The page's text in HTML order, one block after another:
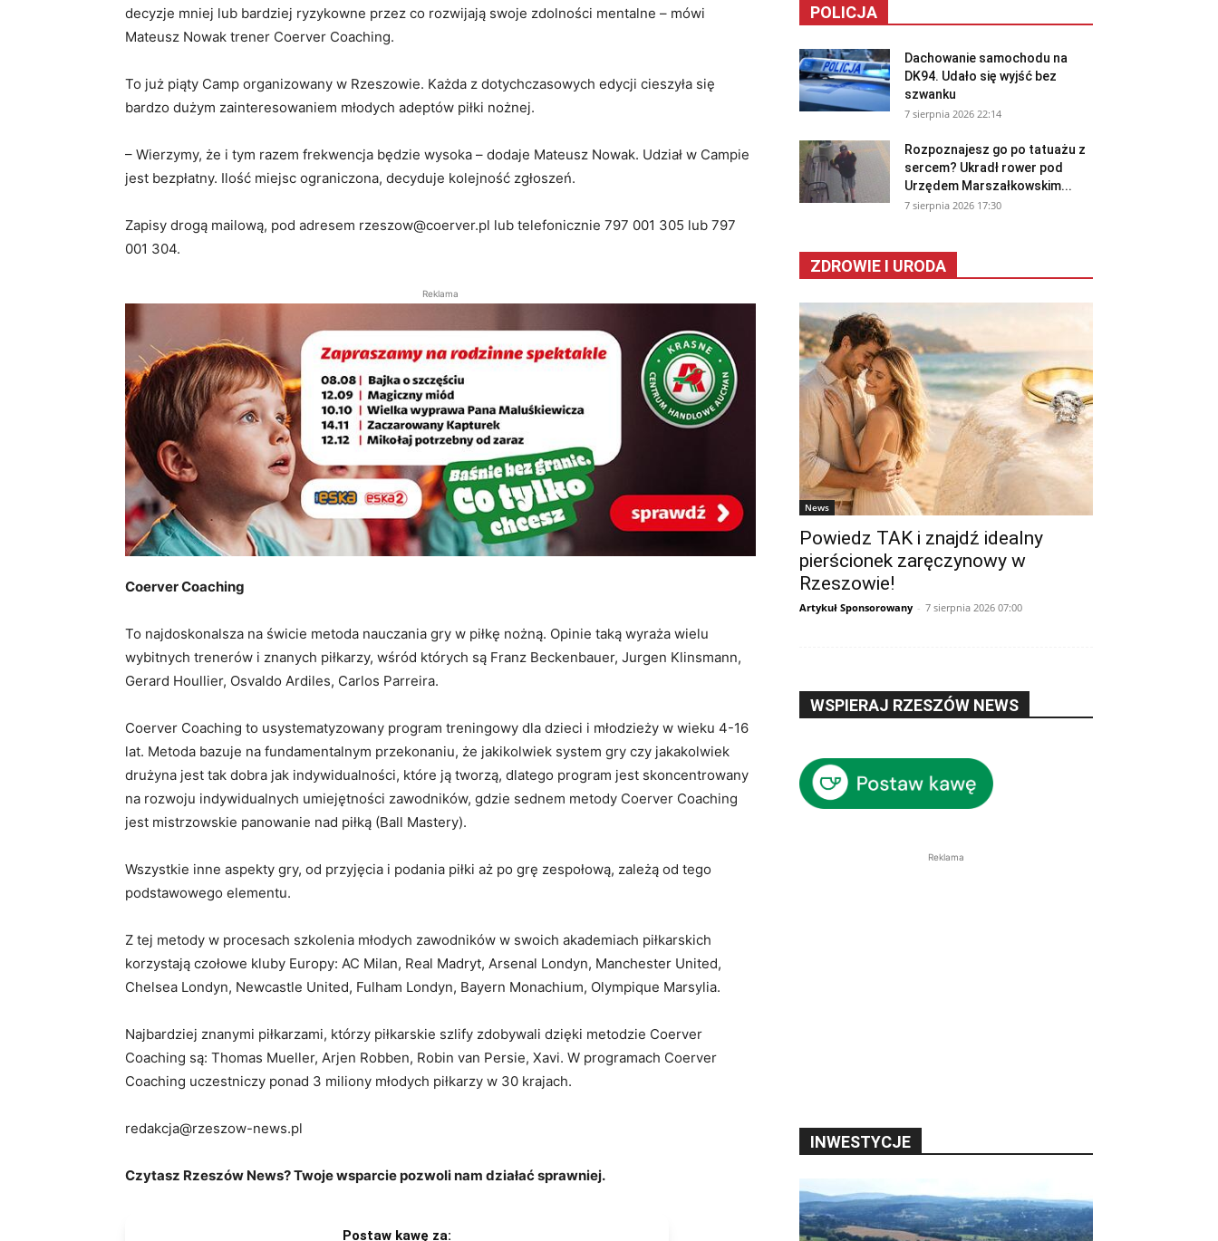
decyzje mniej lub bardziej ryzykowne przez co rozwijają swoje zdolności mentalne – mówi
Mateusz Nowak trener Coerver Coaching.
To już piąty Camp organizowany w Rzeszowie. Każda z dotychczasowych edycji cieszyła się
bardzo dużym zainteresowaniem młodych adeptów piłki nożnej.
– Wierzymy, że i tym razem frekwencja będzie wysoka – dodaje Mateusz Nowak. Udział w Campie
jest bezpłatny. Ilość miejsc ograniczona, decyduje kolejność zgłoszeń.
Zapisy drogą mailową, pod adresem rzeszow@coerver.pl lub telefonicznie 797 001 305 lub 797
001 304.
Reklama
Coerver Coaching
To najdoskonalsza na świcie metoda nauczania gry w piłkę nożną. Opinie taką wyraża wielu
wybitnych trenerów i znanych piłkarzy, wśród których są Franz Beckenbauer, Jurgen Klinsmann,
Gerard Houllier, Osvaldo Ardiles, Carlos Parreira.
Coerver Coaching to usystematyzowany program treningowy dla dzieci i młodzieży w wieku 4-16
lat. Metoda bazuje na fundamentalnym przekonaniu, że jakikolwiek system gry czy jakakolwiek
drużyna jest tak dobra jak indywidualności, które ją tworzą, dlatego program jest skoncentrowany
na rozwoju indywidualnych umiejętności zawodników, gdzie sednem metody Coerver Coaching
jest mistrzowskie panowanie nad piłką (Ball Mastery).
Wszystkie inne aspekty gry, od przyjęcia i podania piłki aż po grę zespołową, zależą od tego
podstawowego elementu.
Z tej metody w procesach szkolenia młodych zawodników w swoich akademiach piłkarskich
korzystają czołowe kluby Europy: AC Milan, Real Madryt, Arsenal Londyn, Manchester United,
Chelsea Londyn, Newcastle United, Fulham Londyn, Bayern Monachium, Olympique Marsylia.
Najbardziej znanymi piłkarzami, którzy piłkarskie szlify zdobywali dzięki metodzie Coerver
Coaching są: Thomas Mueller, Arjen Robben, Robin van Persie, Xavi. W programach Coerver
Coaching uczestniczy ponad 3 miliony młodych piłkarzy w 30 krajach.
redakcja@rzeszow-news.pl
Czytasz Rzeszów News? Twoje wsparcie pozwoli nam działać sprawniej.
Postaw kawę za:
POLICJA
Dachowanie samochodu na
DK94. Udało się wyjść bez
szwanku
7 sierpnia 2026 22:14
Rozpoznajesz go po tatuażu z
sercem? Ukradł rower pod
Urzędem Marszałkowskim...
7 sierpnia 2026 17:30
ZDROWIE I URODA
News
Powiedz TAK i znajdź idealny
pierścionek zaręczynowy w
Rzeszowie!
Artykuł Sponsorowany - 7 sierpnia 2026 07:00
WSPIERAJ RZESZÓW NEWS
Reklama
INWESTYCJE